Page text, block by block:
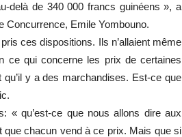
delà de 340 000 francs guinéens », a
Concurrence, Emile Yombouno.
ces dispositions. Ils n’allaient même
ce qui concerne les prix de certaines
y a des marchandises. Est-ce que
« qu’est-ce que nous allons dire aux
que chacun vend à ce prix. Mais que si